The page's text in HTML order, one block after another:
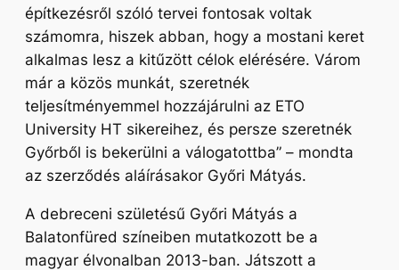
építkezésről szóló tervei fontosak voltak
számomra, hiszek abban, hogy a mostani keret
alkalmas lesz a kitűzött célok elérésére. Várom
már a közös munkát, szeretnék
teljesítményemmel hozzájárulni az ETO
University HT sikereihez, és persze szeretnék
Győrből is bekerülni a válogatottba” – mondta
az szerződés aláírásakor Győri Mátyás.
A debreceni születésű Győri Mátyás a
Balatonfüred színeiben mutatkozott be a
magyar élvonalban 2013-ban. Játszott a